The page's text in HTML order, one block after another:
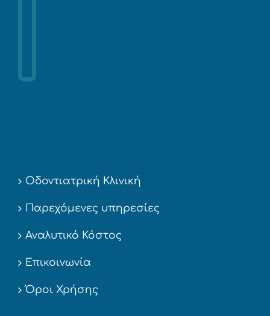
Οδοντιατρική Κλινική
Παρεχόμενες υπηρεσίες
Αναλυτικό Κόστος
Επικοινωνία
Όροι Χρήσης